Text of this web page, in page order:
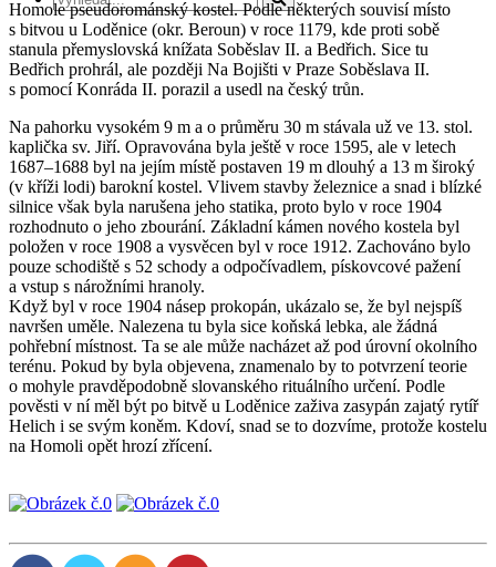
Homole pseudorománský kostel. Podle některých souvisí místo
s bitvou u Loděnice (okr. Beroun) v roce 1179, kde proti sobě
stanula přemyslovská knížata Soběslav II. a Bedřich. Sice tu
Bedřich prohrál, ale později Na Bojišti v Praze Soběslava II.
s pomocí Konráda II. porazil a usedl na český trůn.
Na pahorku vysokém 9 m a o průměru 30 m stávala už ve 13. stol.
kaplička sv. Jiří. Opravována byla ještě v roce 1595, ale v letech
1687–1688 byl na jejím místě postaven 19 m dlouhý a 13 m široký
(v kříži lodi) barokní kostel. Vlivem stavby železnice a snad i blízké
silnice však byla narušena jeho statika, proto bylo v roce 1904
rozhodnuto o jeho zbourání. Základní kámen nového kostela byl
položen v roce 1908 a vysvěcen byl v roce 1912. Zachováno bylo
pouze schodiště s 52 schody a odpočívadlem, pískovcové pažení
a vstup s nárožními hranoly.
Když byl v roce 1904 násep prokopán, ukázalo se, že byl nejspíš
navršen uměle. Nalezena tu byla sice koňská lebka, ale žádná
pohřební místnost. Ta se ale může nacházet až pod úrovní okolního
terénu. Pokud by byla objevena, znamenalo by to potvrzení teorie
o mohyle pravděpodobně slovanského rituálního určení. Podle
pověsti v ní měl být po bitvě u Loděnice zaživa zasypán zajatý rytíř
Helich i se svým koněm. Kdoví, snad se to dozvíme, protože kostelu
na Homoli opět hrozí zřícení.